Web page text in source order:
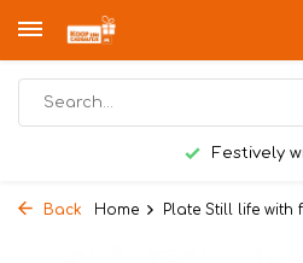
Festively
Back Home Plate Still life with